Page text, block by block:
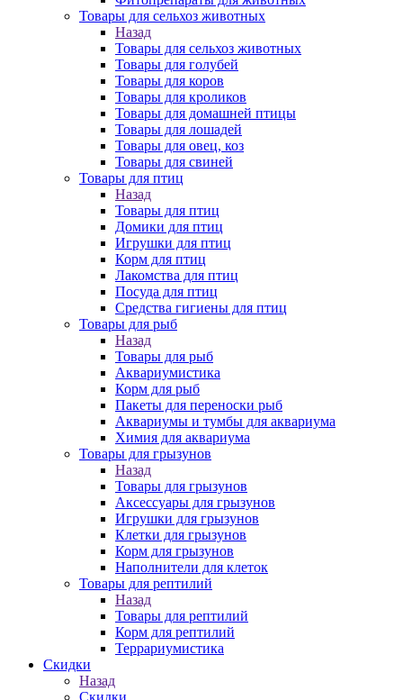
Товары для сельхоз животных
Назад
Товары для сельхоз животных
Товары для голубей
Товары для коров
Товары для кроликов
Товары для домашней птицы
Товары для лошадей
Товары для овец, коз
Товары для свиней
Товары для птиц
Назад
Товары для птиц
Домики для птиц
Игрушки для птиц
Корм для птиц
Лакомства для птиц
Посуда для птиц
Средства гигиены для птиц
Товары для рыб
Назад
Товары для рыб
Аквариумистика
Корм для рыб
Пакеты для переноски рыб
Аквариумы и тумбы для аквариума
Химия для аквариума
Товары для грызунов
Назад
Товары для грызунов
Аксессуары для грызунов
Игрушки для грызунов
Клетки для грызунов
Корм для грызунов
Наполнители для клеток
Товары для рептилий
Назад
Товары для рептилий
Корм для рептилий
Террариумистика
Скидки
Назад
Скидки